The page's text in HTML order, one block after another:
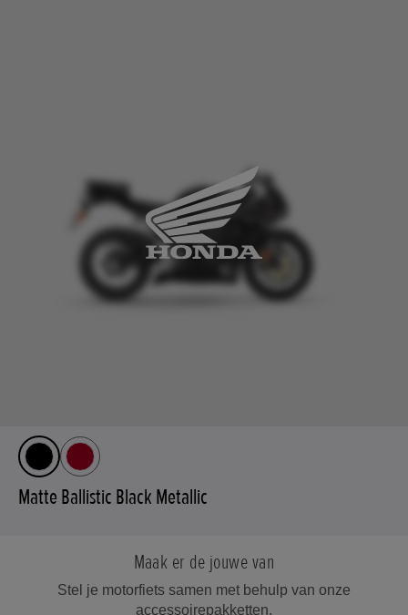
Matte Ballistic Black Metallic
Maak er de jouwe van
Stel je motorfiets samen met behulp van onze
accessoirepakketten.